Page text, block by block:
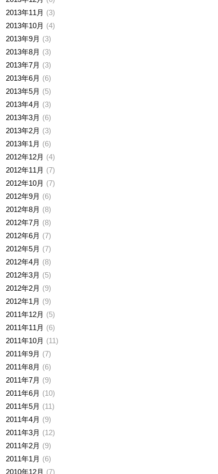
2013年11月
3
2013年10月
4
2013年9月
3
2013年8月
3
2013年7月
3
2013年6月
6
2013年5月
5
2013年4月
3
2013年3月
6
2013年2月
3
2013年1月
6
2012年12月
4
2012年11月
7
2012年10月
7
2012年9月
6
2012年8月
8
2012年7月
8
2012年6月
7
2012年5月
7
2012年4月
8
2012年3月
5
2012年2月
9
2012年1月
9
2011年12月
5
2011年11月
6
2011年10月
11
2011年9月
7
2011年8月
6
2011年7月
9
2011年6月
10
2011年5月
11
2011年4月
9
2011年3月
12
2011年2月
9
2011年1月
6
2010年12月
7